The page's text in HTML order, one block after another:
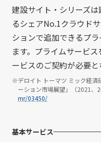
建設サイト・シリーズ
るシェアNo.1クラウド
ションで追加できるプ
ます。プライムサービ
ービスのご契約が必要と
※デロイト トーマツ ミック経済
ーション市場展望」（2021、
mr/03450/
基本サービス